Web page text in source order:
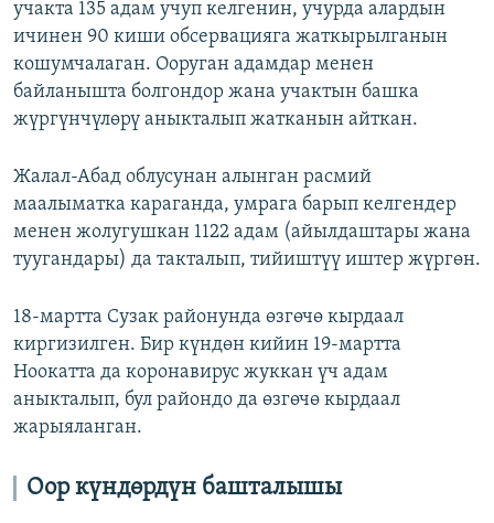
учакта 135 адам учуп келгенин, учурда алардын
ичинен 90 киши обсервацияга жаткырылганын
кошумчалаган. Ооруган адамдар менен
байланышта болгондор жана учактын башка
жүргүнчүлөрү аныкталып жатканын айткан.
Жалал-Абад облусунан алынган расмий
маалыматка караганда, умрага барып келгендер
менен жолугушкан 1122 адам (айылдаштары жана
туугандары) да такталып, тийиштүү иштер жүргөн.
18-мартта Сузак районунда өзгөчө кырдаал
киргизилген. Бир күндөн кийин 19-мартта
Ноокатта да коронавирус жуккан үч адам
аныкталып, бул райондо да өзгөчө кырдаал
жарыяланган.
Оор күндөрдүн башталышы